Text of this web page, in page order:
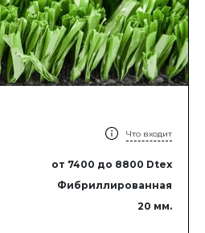
Что входит
от 7400 до 8800 Dtex
Фибриллированная
20 мм.